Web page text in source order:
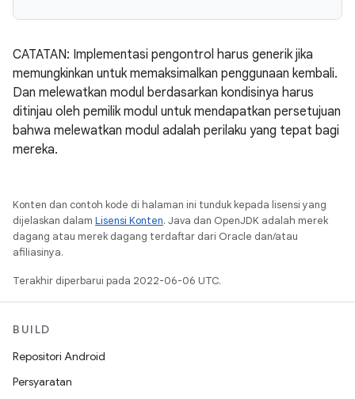
CATATAN: Implementasi pengontrol harus generik jika
memungkinkan untuk memaksimalkan penggunaan kembali.
Dan melewatkan modul berdasarkan kondisinya harus
ditinjau oleh pemilik modul untuk mendapatkan persetujuan
bahwa melewatkan modul adalah perilaku yang tepat bagi
mereka.
Konten dan contoh kode di halaman ini tunduk kepada lisensi yang
dijelaskan dalam Lisensi Konten. Java dan OpenJDK adalah merek
dagang atau merek dagang terdaftar dari Oracle dan/atau
afiliasinya.
Terakhir diperbarui pada 2022-06-06 UTC.
BUILD
Repositori Android
Persyaratan